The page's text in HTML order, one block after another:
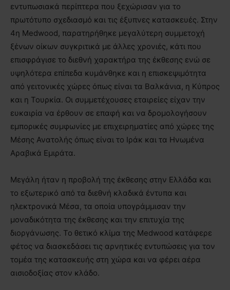
εντυπωσιακά περίπτερα που ξεχώρισαν για το
πρωτότυπο σχεδιασμό και τις έξυπνες κατασκευές. Στην
4η Medwood, παρατηρήθηκε μεγαλύτερη συμμετοχή
ξένων οίκων συγκριτικά με άλλες χρονιές, κάτι που
επισφράγισε το διεθνή χαρακτήρα της έκθεσης ενώ σε
υψηλότερα επίπεδα κυμάνθηκε και η επισκεψιμότητα
από γειτονικές χώρες όπως είναι τα Βαλκάνια, η Κύπρος
και η Τουρκία. Οι συμμετέχουσες εταιρείες είχαν την
ευκαιρία να έρθουν σε επαφή και να δρομολογήσουν
εμπορικές συμφωνίες με επιχειρηματίες από χώρες της
Μέσης Ανατολής όπως είναι το Ιράκ και τα Ηνωμένα
Αραβικά Εμιράτα.
Μεγάλη ήταν η προβολή της έκθεσης στην Ελλάδα και
το εξωτερικό από τα διεθνή κλαδικά έντυπα και
ηλεκτρονικά Μέσα, τα οποία υπογράμμισαν την
μοναδικότητα της έκθεσης και την επιτυχία της
διοργάνωσης. Το θετικό κλίμα της Μedwood κατάφερε
φέτος να διασκεδάσει τις αρνητικές εντυπώσεις για τον
τομέα της κατασκευής στη χώρα και να φέρει αέρα
αισιοδοξίας στον κλάδο.